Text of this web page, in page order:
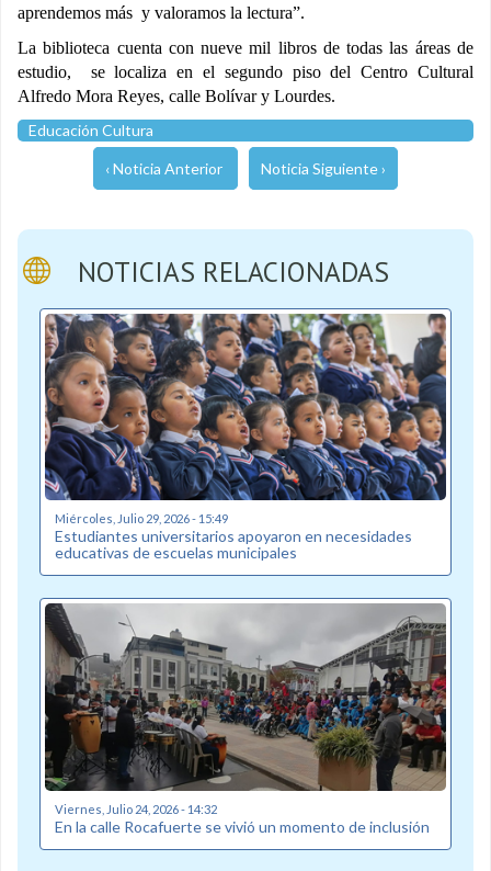
aprendemos más y valoramos la lectura”.
La biblioteca cuenta con nueve mil libros de todas las áreas de
estudio, se localiza en el segundo piso del Centro Cultural
Alfredo Mora Reyes, calle Bolívar y Lourdes.
Educación Cultura
‹ Noticia Anterior Noticia Siguiente ›
NOTICIAS RELACIONADAS
Miércoles, Julio 29, 2026 - 15:49
Estudiantes universitarios apoyaron en necesidades
educativas de escuelas municipales
Viernes, Julio 24, 2026 - 14:32
En la calle Rocafuerte se vivió un momento de inclusión